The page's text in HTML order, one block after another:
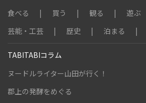
食べる
買う 観る
遊ぶ
芸能・工芸
歴史 泊まる
TABITABIコラム
ヌードルライター山田が行く！
郡上の発酵をめぐる